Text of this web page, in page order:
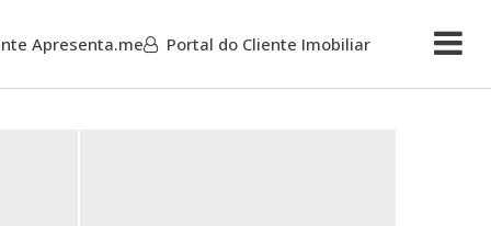
Apresenta.me Portal do Cliente Imobiliar